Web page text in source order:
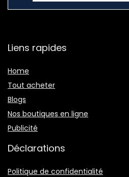
Liens rapides
Home
Tout acheter
Blogs
Nos boutiques en ligne
Publicité
Déclarations
Politique de confidentialité